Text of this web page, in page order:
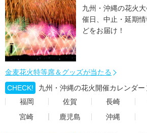
九州・沖縄の花火
催日、中止・延期
どをお届け！
金麦花火特等席＆グッズが当たる
CHECK!
九州・沖縄の花火開催カレンダー
福岡
佐賀 長崎
宮崎
鹿児島 沖縄